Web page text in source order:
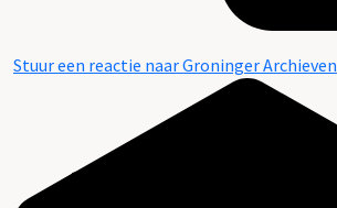
Stuur een reactie naar Groninger Archieven